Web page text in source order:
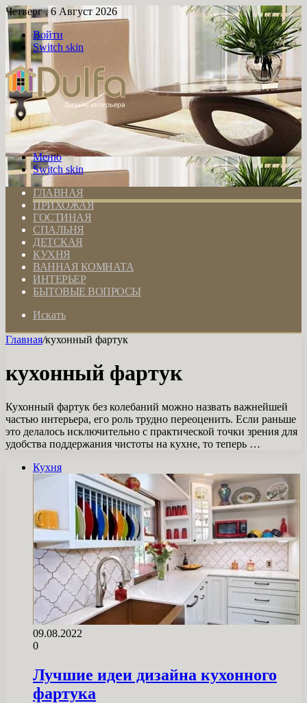
Четверг , 6 Август 2026
Войти
Switch skin
Меню
Switch skin
ГЛАВНАЯ
ПРИХОЖАЯ
ГОСТИНАЯ
СПАЛЬНЯ
ДЕТСКАЯ
КУХНЯ
ВАННАЯ КОМНАТА
ИНТЕРЬЕР
БЫТОВЫЕ ВОПРОСЫ
Искать
Главная/кухонный фартук
кухонный фартук
Кухонный фартук без колебаний можно назвать важнейшей
частью интерьера, его роль трудно переоценить. Если раньше
это делалось исключительно с практической точки зрения для
удобства поддержания чистоты на кухне, то теперь …
Кухня
09.08.2022
0
Лучшие идеи дизайна кухонного
фартука